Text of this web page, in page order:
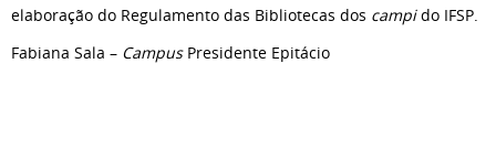
elaboração do Regulamento das Bibliotecas dos campido IFSP.
Fabiana Sala – Campus Presidente Epitácio